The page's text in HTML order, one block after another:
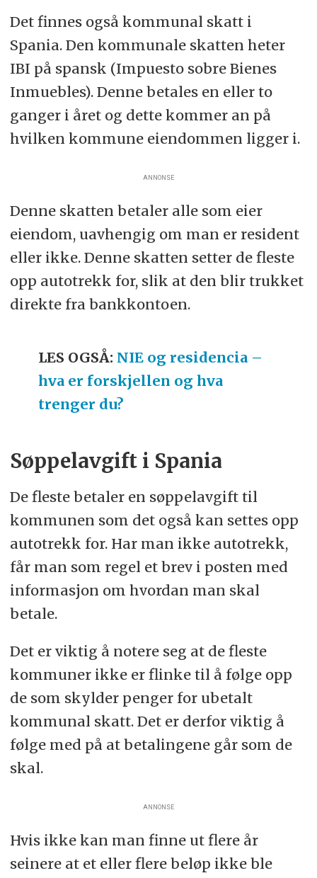
Det finnes også kommunal skatt i
Spania. Den kommunale skatten heter
IBI på spansk (Impuesto sobre Bienes
Inmuebles). Denne betales en eller to
ganger i året og dette kommer an på
hvilken kommune eiendommen ligger i.
ANNONSE
Denne skatten betaler alle som eier
eiendom, uavhengig om man er resident
eller ikke. Denne skatten setter de fleste
opp autotrekk for, slik at den blir trukket
direkte fra bankkontoen.
LES OGSÅ: NIE og residencia –
hva er forskjellen og hva
trenger du?
Søppelavgift i Spania
De fleste betaler en søppelavgift til
kommunen som det også kan settes opp
autotrekk for. Har man ikke autotrekk,
får man som regel et brev i posten med
informasjon om hvordan man skal
betale.
Det er viktig å notere seg at de fleste
kommuner ikke er flinke til å følge opp
de som skylder penger for ubetalt
kommunal skatt. Det er derfor viktig å
følge med på at betalingene går som de
skal.
ANNONSE
Hvis ikke kan man finne ut flere år
seinere at et eller flere beløp ikke ble